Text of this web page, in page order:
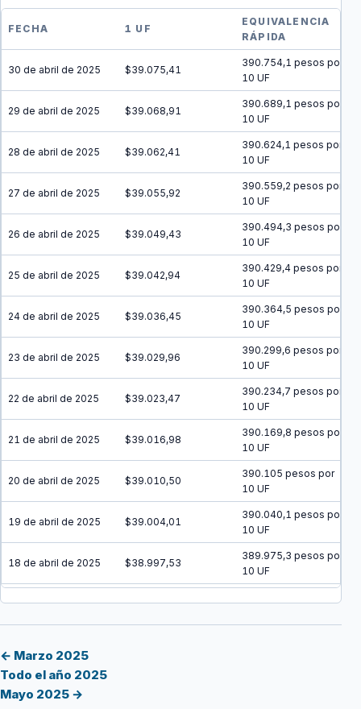
FECHA 1 UF
EQUIVALENCIA
RÁPIDA
30 de abril de 2025 $39.075,41
390.754,1 pesos por
10 UF
29 de abril de 2025 $39.068,91
390.689,1 pesos por
10 UF
28 de abril de 2025 $39.062,41
390.624,1 pesos por
10 UF
27 de abril de 2025 $39.055,92
390.559,2 pesos por
10 UF
26 de abril de 2025 $39.049,43
390.494,3 pesos por
10 UF
25 de abril de 2025 $39.042,94
390.429,4 pesos por
10 UF
24 de abril de 2025 $39.036,45
390.364,5 pesos por
10 UF
23 de abril de 2025 $39.029,96
390.299,6 pesos por
10 UF
22 de abril de 2025 $39.023,47
390.234,7 pesos por
10 UF
21 de abril de 2025 $39.016,98
390.169,8 pesos por
10 UF
20 de abril de 2025 $39.010,50
390.105 pesos por
10 UF
19 de abril de 2025 $39.004,01
390.040,1 pesos por
10 UF
18 de abril de 2025 $38.997,53
389.975,3 pesos por
10 UF
17 de abril de 2025 $38.991,04
← Marzo 2025
Todo el año 2025
Mayo 2025 →